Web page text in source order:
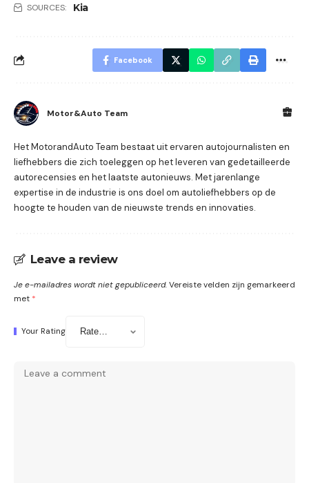
SOURCES: Kia
Facebook
Motor&Auto Team
Het MotorandAuto Team bestaat uit ervaren autojournalisten en
liefhebbers die zich toeleggen op het leveren van gedetailleerde
autorecensies en het laatste autonieuws. Met jarenlange
expertise in de industrie is ons doel om autoliefhebbers op de
hoogte te houden van de nieuwste trends en innovaties.
Leave a review
Je e-mailadres wordt niet gepubliceerd.Vereiste velden zijn gemarkeerd
met *
Your Rating